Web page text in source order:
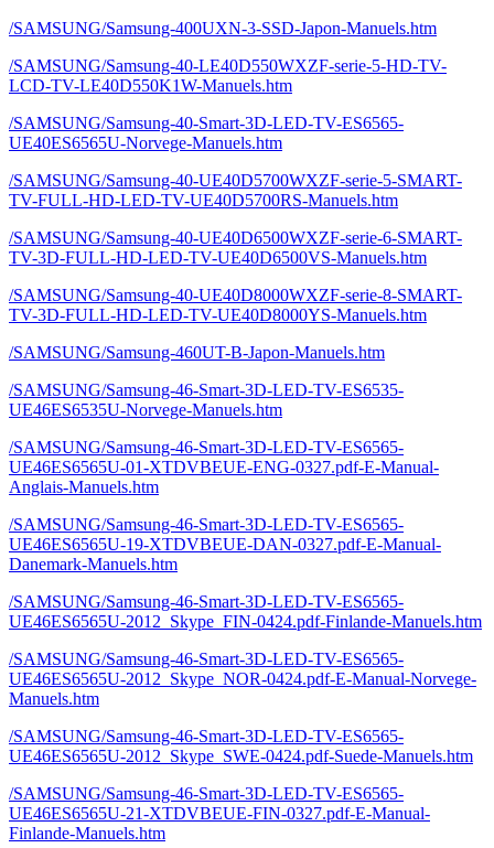
/SAMSUNG/Samsung-400UXN-3-SSD-Japon-Manuels.htm
/SAMSUNG/Samsung-40-LE40D550WXZF-serie-5-HD-TV-
LCD-TV-LE40D550K1W-Manuels.htm
/SAMSUNG/Samsung-40-Smart-3D-LED-TV-ES6565-
UE40ES6565U-Norvege-Manuels.htm
/SAMSUNG/Samsung-40-UE40D5700WXZF-serie-5-SMART-
TV-FULL-HD-LED-TV-UE40D5700RS-Manuels.htm
/SAMSUNG/Samsung-40-UE40D6500WXZF-serie-6-SMART-
TV-3D-FULL-HD-LED-TV-UE40D6500VS-Manuels.htm
/SAMSUNG/Samsung-40-UE40D8000WXZF-serie-8-SMART-
TV-3D-FULL-HD-LED-TV-UE40D8000YS-Manuels.htm
/SAMSUNG/Samsung-460UT-B-Japon-Manuels.htm
/SAMSUNG/Samsung-46-Smart-3D-LED-TV-ES6535-
UE46ES6535U-Norvege-Manuels.htm
/SAMSUNG/Samsung-46-Smart-3D-LED-TV-ES6565-
UE46ES6565U-01-XTDVBEUE-ENG-0327.pdf-E-Manual-
Anglais-Manuels.htm
/SAMSUNG/Samsung-46-Smart-3D-LED-TV-ES6565-
UE46ES6565U-19-XTDVBEUE-DAN-0327.pdf-E-Manual-
Danemark-Manuels.htm
/SAMSUNG/Samsung-46-Smart-3D-LED-TV-ES6565-
UE46ES6565U-2012_Skype_FIN-0424.pdf-Finlande-Manuels.htm
/SAMSUNG/Samsung-46-Smart-3D-LED-TV-ES6565-
UE46ES6565U-2012_Skype_NOR-0424.pdf-E-Manual-Norvege-
Manuels.htm
/SAMSUNG/Samsung-46-Smart-3D-LED-TV-ES6565-
UE46ES6565U-2012_Skype_SWE-0424.pdf-Suede-Manuels.htm
/SAMSUNG/Samsung-46-Smart-3D-LED-TV-ES6565-
UE46ES6565U-21-XTDVBEUE-FIN-0327.pdf-E-Manual-
Finlande-Manuels.htm